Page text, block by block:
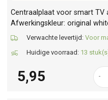
Centraalplaat voor smart TV
Afwerkingskleur: original
Verwachte levertijd: Voor
Huidige voorraad: 13
5,95 -